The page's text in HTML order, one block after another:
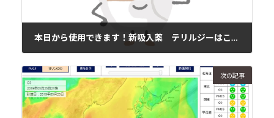
本日から使用できます！新吸入薬 テリルジーはこちら。
次の記事